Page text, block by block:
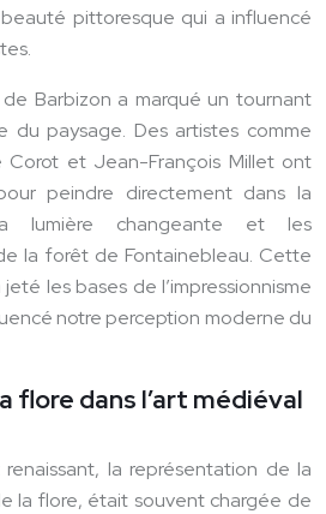
pittoresque qui a influencé
de Barbizon a marqué un tournant
du paysage. Des artistes comme
Corot et Jean-François Millet ont
peindre directement dans la
lumière changeante et les
la forêt de Fontainebleau. Cette
jeté les bases de l’impressionnisme
notre perception moderne du
flore dans l’art médiéval
renaissant, la représentation de la
la flore, était souvent chargée de